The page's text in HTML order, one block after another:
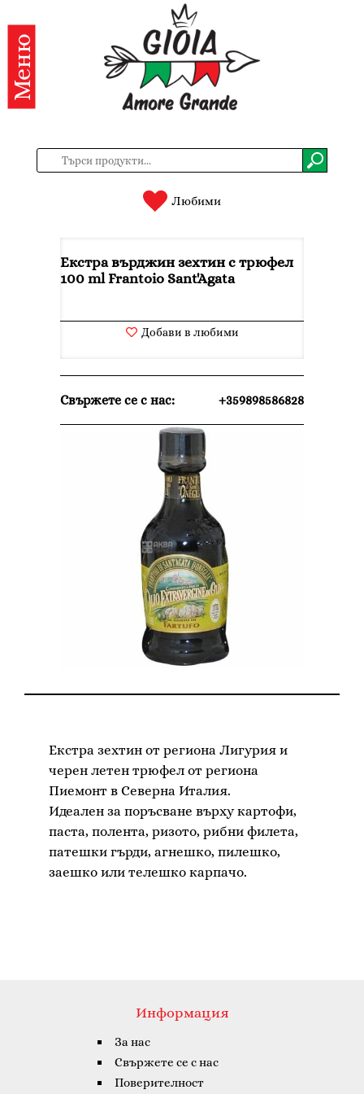
Категории
Продукти
нас
Вход
Регистрация
EN
Меню
Любими
Екстра върджин зехтин с трюфел
100 ml Frantoio Sant'Agata
Добави в любими
Свържете се с нас: +359898586828
Екстра зехтин от региона Лигурия и
черен летен трюфел от региона
Пиемонт в Северна Италия.
Идеален за поръсване върху картофи,
паста, полента, ризото, рибни филета,
патешки гърди, агнешко, пилешко,
Информация
За нас
Свържете се с нас
Поверителност